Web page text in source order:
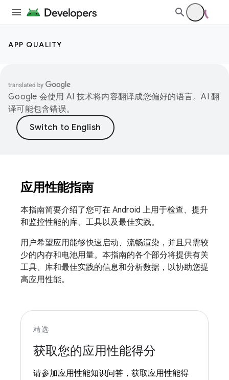
APP QUALITY
Google 会使用 AI 技术将内容翻译成您偏好的语言。AI 翻
译可能包含错误。
应用性能指南
本指南简要介绍了您可在 Android 上用于检查、提升
和监控性能的库、工具以及最佳实践。
用户希望应用能够快速启动、流畅渲染，并且只需较
少的内存和电池用量。本指南的各个部分将提供有关
工具、库和最佳实践的信息和分析数据，以协助您提
高应用性能。
精选
获取您的应用性能得分
请参加应用性能知识问答，获取应用性能得